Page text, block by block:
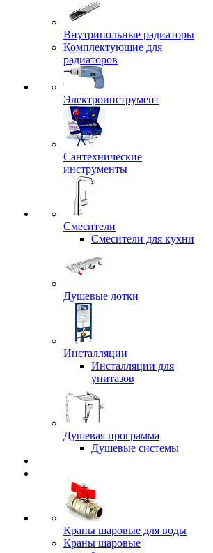
Внутрипольные радиаторы
Комплектующие для
радиаторов
Электроинструмент
Сантехнические
инструменты
Смесители
Смесители для кухни
Душевые лотки
Инсталляции
Инсталляции для
унитазов
Душевая программа
Душевые системы
Краны шаровые для воды
Краны шаровые